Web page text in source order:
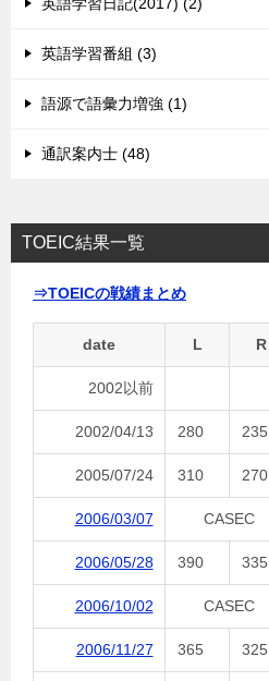
英語学習日記(2017) (2)
英語学習番組 (3)
語源で語彙力増強 (1)
通訳案内士 (48)
TOEIC結果一覧
⇒TOEICの戦績まとめ
date L R
2002以前
2002/04/13 280 235
2005/07/24 310 270
2006/03/07 CASEC
2006/05/28 390 335
2006/10/02 CASEC
2006/11/27 365 325